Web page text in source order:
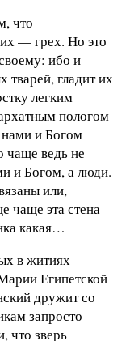
что
— грех. Но это
ибо и
тварей, гладит их
легким
пологом
и Богом
чаще ведь не
и Богом, а люди.
или,
чаще эта стена
какая…
в житиях —
Египетской
дружит со
запросто
что зверь